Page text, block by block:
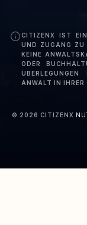
CITIZENX IST EIN
UND ZUGANG ZU
KEINE
ODER
ANWALT IN IHRER
© 2026 CITIZENX ·